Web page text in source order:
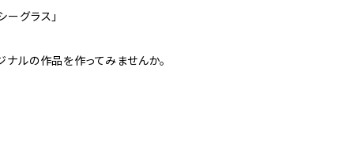
グラス」
ルの作品を作ってみませんか。